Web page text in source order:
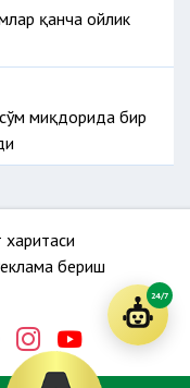
қанча ойлик
миқдорида бир
харитаси
бериш
24/7